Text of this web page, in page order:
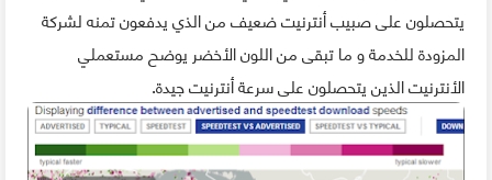
يتحصلون على صبيب أنترنيت ضعيف من الذي يدفعون تمنه لشركة
المزودة للخدمة و ما تبقى من اللون الأخضر يوضح مستعملي
الأنترنيت الذين يتحصلون على سرعة أنترنيت جيدة.